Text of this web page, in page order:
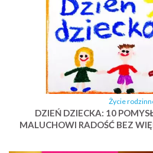
Życie
DZIEŃ DZIECKA: 10
MALUCHOWI RADOŚĆ BEZ